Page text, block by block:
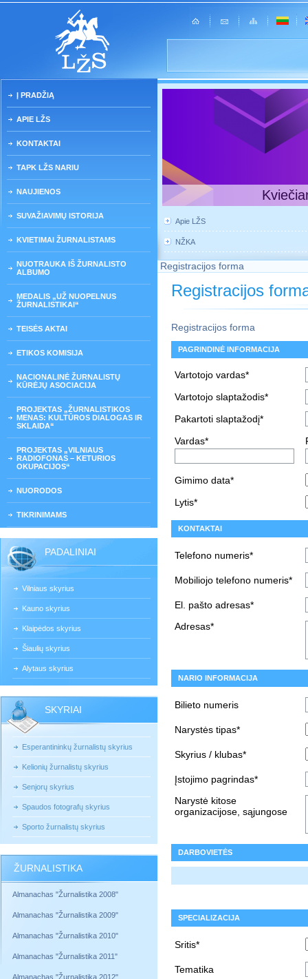
Į PRADŽIĄ
APIE LŽS
KONTAKTAI
TAPK LŽS NARIU
NAUJIENOS
SUVAŽIAVIMŲ ISTORIJA
KVIETIMAI ŽURNALISTAMS
NUOTRAUKA IŠ ŽURNALISTO
ALBUMO
MEDALIS „UŽ NUOPELNUS
ŽURNALISTIKAI“
TEISĖS AKTAI
ETIKOS KOMISIJA
NACIONALINĖ ŽURNALISTŲ
KŪRĖJŲ ASOCIACIJA
PROJEKTAS „ŽURNALISTIKOS
MENAS: KULTŪROS DIALOGAS IR
SKLAIDA“
PROJEKTAS „VILNIAUS
RADIOFONAS – KETURIOS
OKUPACIJOS“
NUORODOS
TIKRINIMAMS
PADALINIAI
Vilniaus skyrius
Kauno skyrius
Klaipėdos skyrius
Šiaulių skyrius
Alytaus skyrius
SKYRIAI
Esperantininkų žurnalistų skyrius
Kelionių žurnalistų skyrius
Senjorų skyrius
Spaudos fotografų skyrius
Sporto žurnalistų skyrius
ŽURNALISTIKA
Almanachas "Žurnalistika 2008"
Almanachas "Žurnalistika 2009"
Almanachas "Žurnalistika 2010"
Almanachas "Žurnalistika 2011"
Almanachas "Žurnalistika 2012"
Apie LŽS
NŽKA
Registracijos forma
Registracijos
Registracijos forma
PAGRINDINĖ INFORMACIJA
Vartotojo vardas*
Vartotojo slaptažodis*
Pakartoti slaptažodį*
Vardas*
Gimimo data*
Lytis*
KONTAKTAI
Telefono numeris*
Mobiliojo telefono numeris*
El. pašto adresas*
Adresas*
NARIO INFORMACIJA
Bilieto numeris
Narystės tipas*
Skyrius / klubas*
Įstojimo pagrindas*
Narystė kitose
organizacijose, sąjungose
DARBOVIETĖS
SPECIALIZACIJA
Sritis*
Tematika